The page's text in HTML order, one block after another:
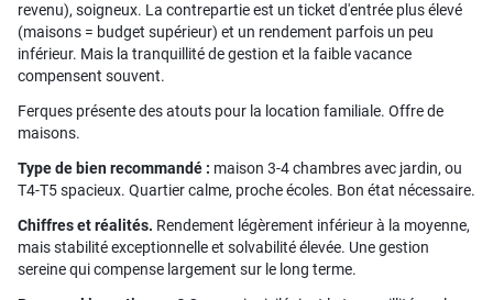
revenu), soigneux. La contrepartie est un ticket d'entrée plus élevé
(maisons = budget supérieur) et un rendement parfois un peu
inférieur. Mais la tranquillité de gestion et la faible vacance
compensent souvent.
Ferques présente des atouts pour la location familiale. Offre de
maisons.
Type de bien recommandé : maison 3-4 chambres avec jardin, ou
T4-T5 spacieux. Quartier calme, proche écoles. Bon état nécessaire.
Chiffres et réalités. Rendement légèrement inférieur à la moyenne,
mais stabilité exceptionnelle et solvabilité élevée. Une gestion
sereine qui compense largement sur le long terme.